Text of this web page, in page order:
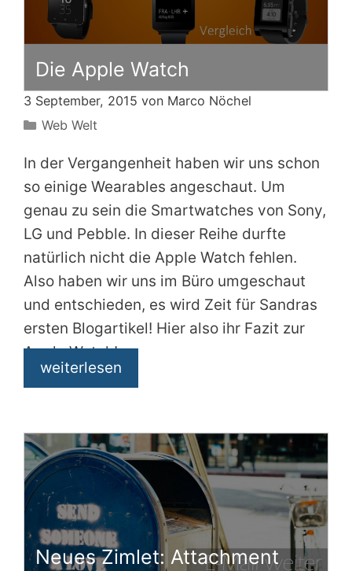
Die Apple Watch
3 September, 2015 von Marco Nöchel
Kategorien
Web Welt
In der Vergangenheit haben wir uns schon
so einige Wearables angeschaut. Um
genau zu sein die Smartwatches von Sony,
LG und Pebble. In dieser Reihe durfte
natürlich nicht die Apple Watch fehlen.
Also haben wir uns im Büro umgeschaut
und entschieden, es wird Zeit für Sandras
ersten Blogartikel! Hier also ihr Fazit zur
Apple Watch!
weiterlesen
Neues Zimlet: Attachment